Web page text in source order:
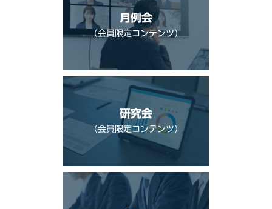
月例会
（会員限定コンテンツ）
研究会
（会員限定コンテンツ）